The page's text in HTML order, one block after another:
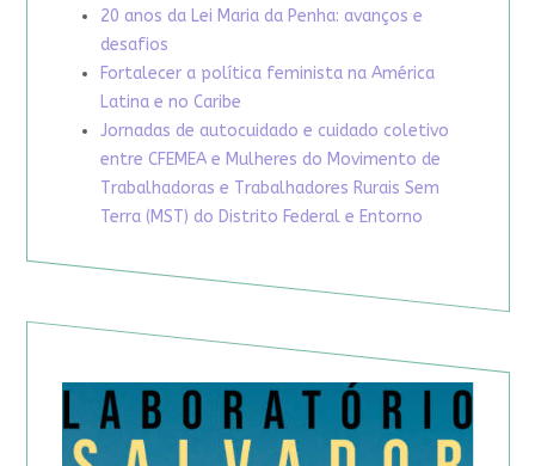
20 anos da Lei Maria da Penha: avanços e
desafios
Fortalecer a política feminista na América
Latina e no Caribe
Jornadas de autocuidado e cuidado coletivo
entre CFEMEA e Mulheres do Movimento de
Trabalhadoras e Trabalhadores Rurais Sem
Terra (MST) do Distrito Federal e Entorno